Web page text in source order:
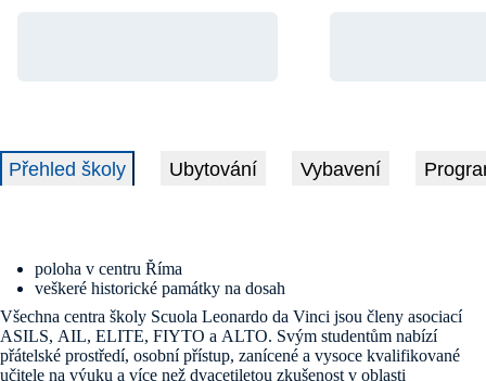
Přehled školy Ubytování Vybavení
poloha v centru Říma
veškeré historické památky na dosah
Všechna centra školy Scuola Leonardo da Vinci jsou členy asociací
ASILS, AIL, ELITE, FIYTO a ALTO. Svým studentům nabízí
přátelské prostředí, osobní přístup, zanícené a vysoce kvalifikované
učitele na výuku a více než dvacetiletou zkušenost v oblasti